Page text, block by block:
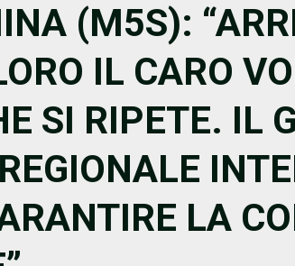
(M5S):
IL CARO
SI RIPETE. IL
LA